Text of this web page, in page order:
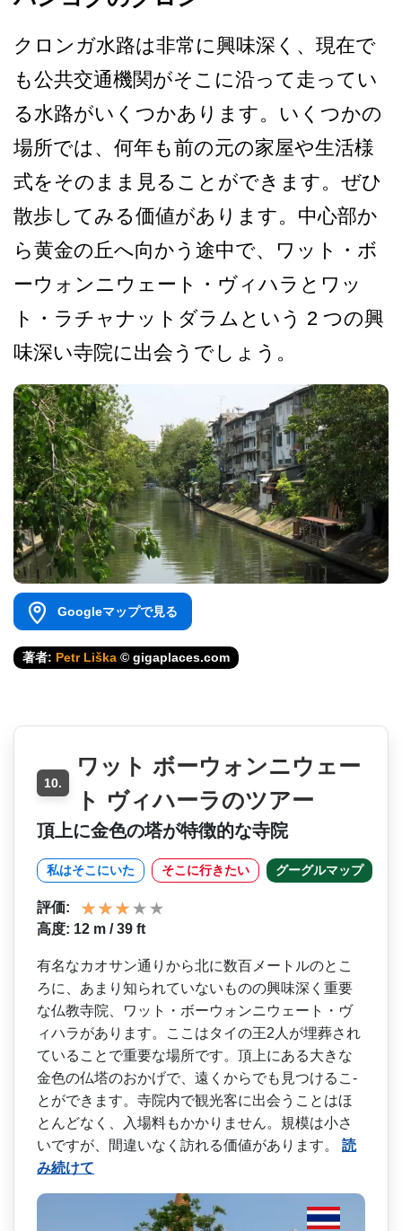
クロンガ水路は非常に興味深­く、現在で
も公共交通機関がそこに沿って走ってい
る­水路がいくつかあります。いくつかの
場所では、何年­も前の元の家屋や生活様
式をそのまま見ることができ­ます。ぜひ
散歩してみる価値があります。中心部か
ら­黄金の丘へ向かう途中で、ワット・ボ
ーウォンニウェ­ート・ヴィハラとワッ
ト・ラチャナットダラムという 2 つの興
味深い寺院に出会うでしょう。
Googleマップで見る
著者: Petr Liška © gigaplaces.com
10.
ワット ボーウォンニウェー
ト ヴィハーラのツアー
頂上に金色の塔が特徴的な寺院
私はそこにいた そこに行きたい グーグルマップ
評価:
高度: 12 m / 39 ft
有名なカオサン通りから北に­数百メートルのとこ
ろに、あまり知られていないもの­の興味深く重要
な仏教寺院、ワット・ボーウォンニウ­ェート・ヴ
ィハラがあります。ここはタイの王2人が­埋葬され
ていることで重要な場所です。頂上にある大­きな
金色の仏塔のおかげで、遠くからでも見つけるこ­
とができます。寺院内で観光客に出会うことはほ
とん­どなく、入場料もかかりません。規模は小さ
いですが­、間違いなく訪れる価値があります。 読
み続けて